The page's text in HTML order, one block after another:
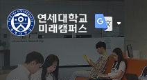
연세대학교